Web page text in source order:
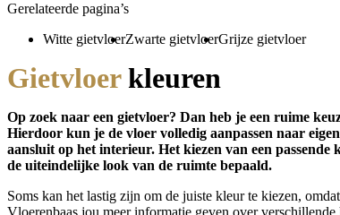
Gerelateerde pagina’s
Witte gietvloerZwarte gietvloerGrijze gietvloer
Gietvloerkleuren
Op zoek naar een gietvloer? Dan heb je een ruime
Hierdoor kun je de vloer volledig aanpassen naar
aansluit op het interieur. Het kiezen van een passende
de uiteindelijke look van de ruimte bepaald.
Soms kan het lastig zijn om de juiste kleur te kiezen,
Vloerenbaas jou meer informatie geven over verschillende